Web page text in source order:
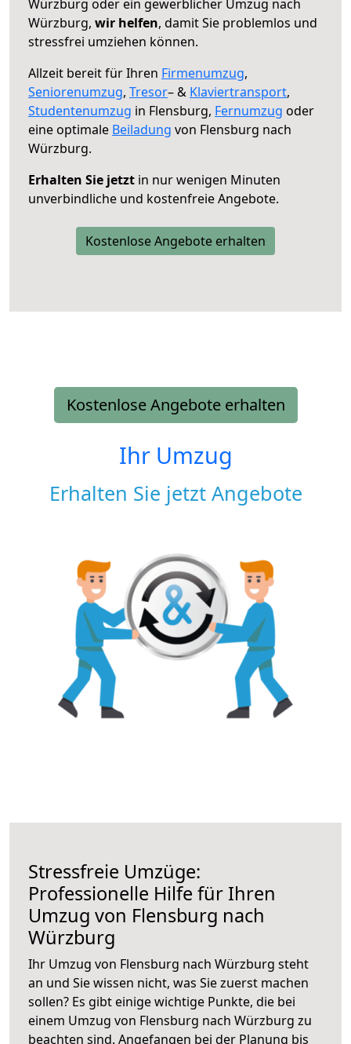
Würzburg oder ein gewerblicher Umzug nach
Würzburg, wir helfen, damit Sie problemlos und
stressfrei umziehen können.
Allzeit bereit für Ihren Firmenumzug,
Seniorenumzug, Tresor– & Klaviertransport,
Studentenumzug in Flensburg, Fernumzug oder
eine optimale Beiladung von Flensburg nach
Würzburg.
Erhalten Sie jetzt in nur wenigen Minuten
unverbindliche und kostenfreie Angebote.
Kostenlose Angebote erhalten
Kostenlose Angebote erhalten
Ihr Umzug
Erhalten Sie jetzt Angebote
Stressfreie Umzüge:
Professionelle Hilfe für Ihren
Umzug von Flensburg nach
Würzburg
Ihr Umzug von Flensburg nach Würzburg steht
an und Sie wissen nicht, was Sie zuerst machen
sollen? Es gibt einige wichtige Punkte, die bei
einem Umzug von Flensburg nach Würzburg zu
beachten sind. Angefangen bei der Planung bis